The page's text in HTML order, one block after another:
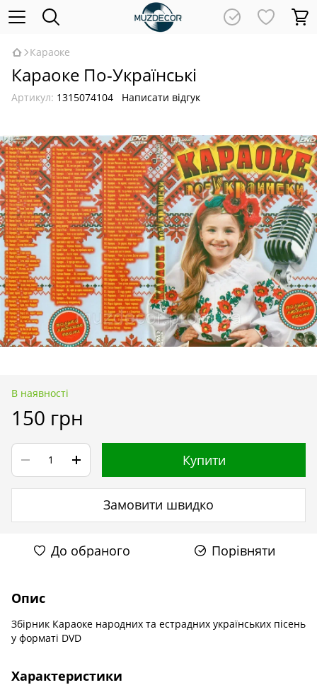
Караоке
Караоке По-Українські
Артикул: 1315074104 Написати відгук
В наявності
150 грн
Купити
Замовити швидко
До обраного Порівняти
Опис
Збірник Караоке народних та естрадних українських пісень
у форматі DVD
Характеристики